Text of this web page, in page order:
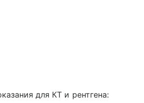
для КТ и рентгена: